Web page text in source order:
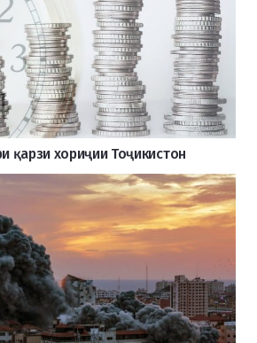
қарзи хориҷии Тоҷикистон